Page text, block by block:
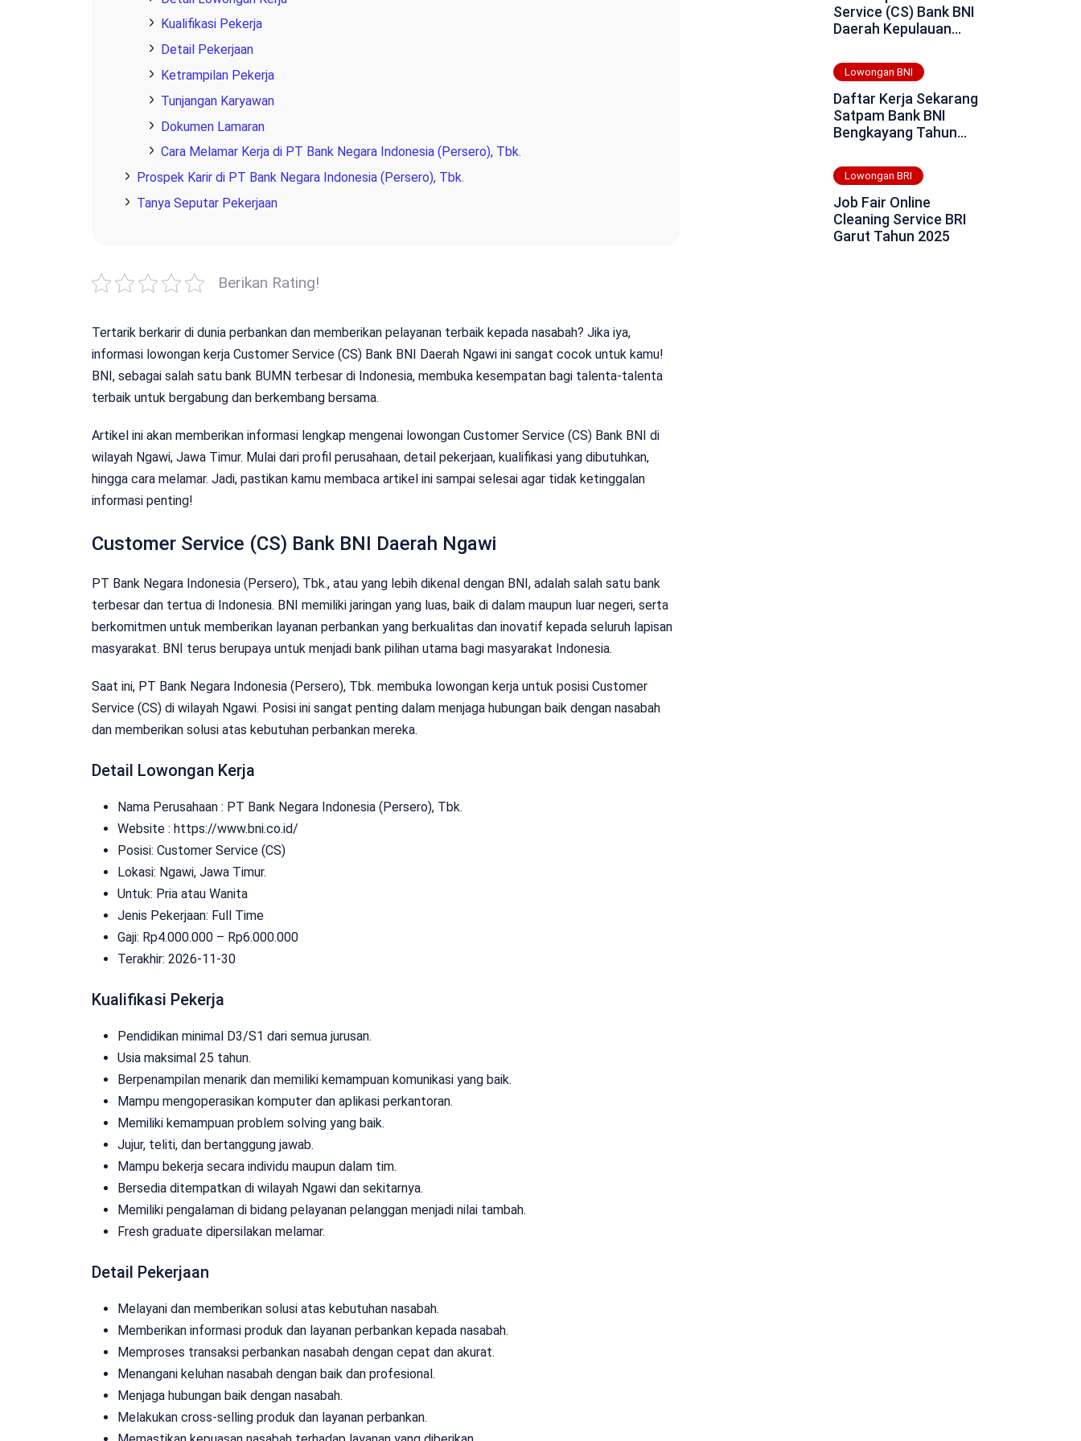
Kualifikasi Pekerja
Detail Pekerjaan
Ketrampilan Pekerja
Tunjangan Karyawan
Dokumen Lamaran
Cara Melamar Kerja di PT Bank Negara Indonesia (Persero), Tbk.
Prospek Karir di PT Bank Negara Indonesia (Persero), Tbk.
Tanya Seputar Pekerjaan
Berikan Rating!
Tertarik berkarir di dunia perbankan dan memberikan pelayanan terbaik kepada nasabah? Jika iya,
informasi lowongan kerja Customer Service (CS) Bank BNI Daerah Ngawi ini sangat cocok untuk kamu!
BNI, sebagai salah satu bank BUMN terbesar di Indonesia, membuka kesempatan bagi talenta-talenta
terbaik untuk bergabung dan berkembang bersama.
Artikel ini akan memberikan informasi lengkap mengenai lowongan Customer Service (CS) Bank BNI di
wilayah Ngawi, Jawa Timur. Mulai dari profil perusahaan, detail pekerjaan, kualifikasi yang dibutuhkan,
hingga cara melamar. Jadi, pastikan kamu membaca artikel ini sampai selesai agar tidak ketinggalan
informasi penting!
Customer Service (CS) Bank BNI Daerah Ngawi
PT Bank Negara Indonesia (Persero), Tbk., atau yang lebih dikenal dengan BNI, adalah salah satu bank
terbesar dan tertua di Indonesia. BNI memiliki jaringan yang luas, baik di dalam maupun luar negeri, serta
berkomitmen untuk memberikan layanan perbankan yang berkualitas dan inovatif kepada seluruh lapisan
masyarakat. BNI terus berupaya untuk menjadi bank pilihan utama bagi masyarakat Indonesia.
Saat ini, PT Bank Negara Indonesia (Persero), Tbk. membuka lowongan kerja untuk posisi Customer
Service (CS) di wilayah Ngawi. Posisi ini sangat penting dalam menjaga hubungan baik dengan nasabah
dan memberikan solusi atas kebutuhan perbankan mereka.
Detail Lowongan Kerja
Nama Perusahaan : PT Bank Negara Indonesia (Persero), Tbk.
Website : https://www.bni.co.id/
Posisi: Customer Service (CS)
Lokasi: Ngawi, Jawa Timur.
Untuk: Pria atau Wanita
Jenis Pekerjaan: Full Time
Gaji: Rp4.000.000 – Rp6.000.000
Terakhir: 2026-11-30
Kualifikasi Pekerja
Pendidikan minimal D3/S1 dari semua jurusan.
Usia maksimal 25 tahun.
Berpenampilan menarik dan memiliki kemampuan komunikasi yang baik.
Mampu mengoperasikan komputer dan aplikasi perkantoran.
Memiliki kemampuan problem solving yang baik.
Jujur, teliti, dan bertanggung jawab.
Mampu bekerja secara individu maupun dalam tim.
Bersedia ditempatkan di wilayah Ngawi dan sekitarnya.
Memiliki pengalaman di bidang pelayanan pelanggan menjadi nilai tambah.
Fresh graduate dipersilakan melamar.
Detail Pekerjaan
Melayani dan memberikan solusi atas kebutuhan nasabah.
Memberikan informasi produk dan layanan perbankan kepada nasabah.
Memproses transaksi perbankan nasabah dengan cepat dan akurat.
Menangani keluhan nasabah dengan baik dan profesional.
Menjaga hubungan baik dengan nasabah.
Melakukan cross-selling produk dan layanan perbankan.
Service (CS) Bank BNI
Daerah Kepulauan
Tenggara Barat) Tahun
2025
Lowongan BNI
Daftar Kerja Sekarang
Satpam Bank BNI
Bengkayang Tahun
Lowongan BRI
Job Fair Online
Cleaning Service BRI
Garut Tahun 2025